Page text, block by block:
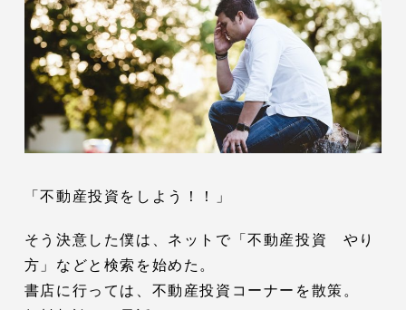
「不動産投資をしよう！！」
そう決意した僕は、ネットで「不動産投資 やり
方」などと検索を始めた。
書店に行っては、不動産投資コーナーを散策。